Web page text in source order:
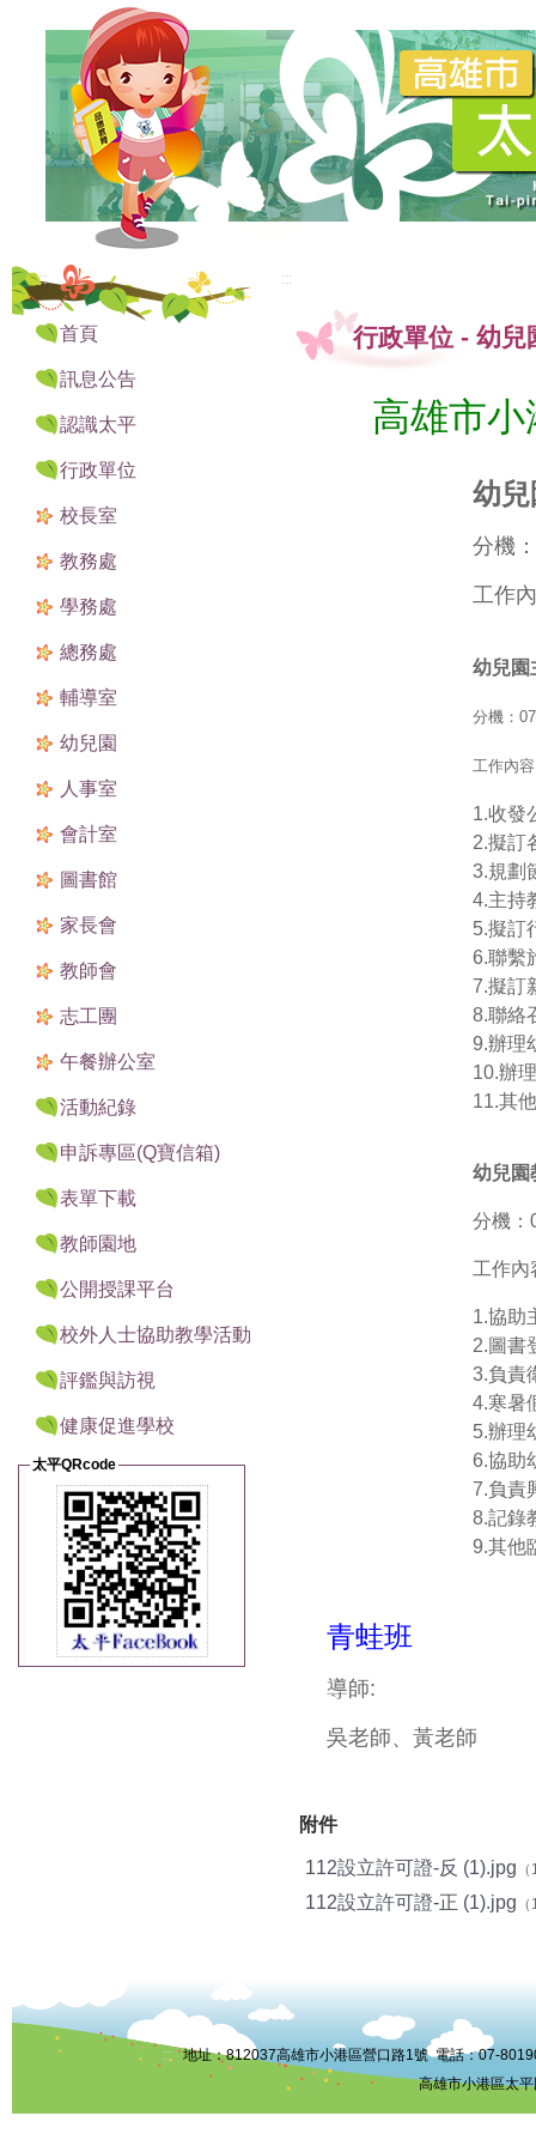
:::
首頁
訊息公告
認識太平
行政單位
校長室
教務處
學務處
總務處
輔導室
幼兒園
人事室
會計室
圖書館
家長會
教師會
志工團
午餐辦公室
活動紀錄
申訴專區(Q寶信箱)
表單下載
教師園地
公開授課平台
校外人士協助教學活動
評鑑與訪視
健康促進學校
太平QRcode
:::
行政單位 - 幼兒
高雄市
幼
分機
工作
幼兒園
分機：
工作內
1.收發
2.擬訂
3.規劃
4.主持
5.擬訂
6.聯繫
7.擬訂
8.聯絡
9.辦理
10.辦
11.其
幼兒園
分機：
工作內
1.協助
2.圖書
3.負責
4.寒暑
5.辦理
6.協助
7.負責
8.記錄
9.其他
青蛙班
導師:
吳老師、黃老師
附件
112設立許可證-反 (1).jpg
112設立許可證-正 (1).jpg
::: 地址：812037高雄市小港區營口路1號 電話：07-
高雄市小港區太